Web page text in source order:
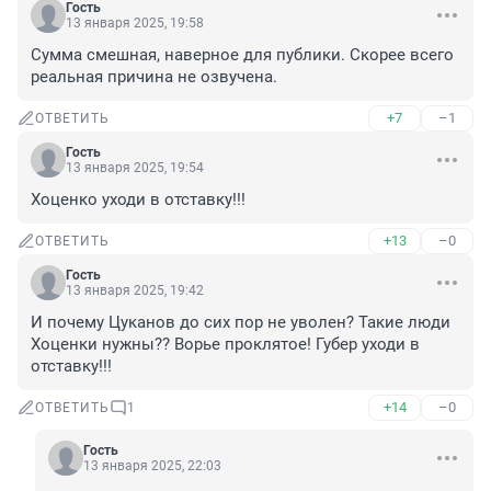
Гость
13 января 2025, 19:58
Сумма смешная, наверное для публики. Скорее всего
реальная причина не озвучена.
ОТВЕТИТЬ +7 –1
Гость
13 января 2025, 19:54
Хоценко уходи в отставку!!!
ОТВЕТИТЬ +13 –0
Гость
13 января 2025, 19:42
И почему Цуканов до сих пор не уволен? Такие люди
Хоценки нужны?? Ворье проклятое! Губер уходи в
отставку!!!
ОТВЕТИТЬ 1 +14 –0
Гость
13 января 2025, 22:03